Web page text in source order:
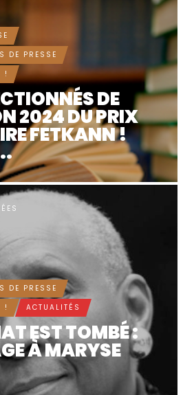
DE PRESSE
!
DE
2024 DU PRIX
FETKANN !
DE PRESSE
!
ACTUALITÉS
EST TOMBÉ :
À MARYSE